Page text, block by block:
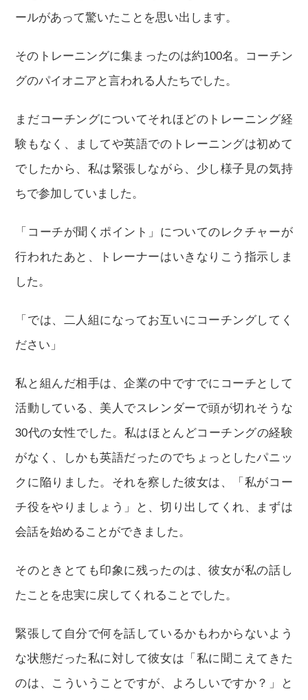
ールがあって驚いたことを思い出します。
そのトレーニングに集まったのは約100名。コーチン
グのパイオニアと言われる人たちでした。
まだコーチングについてそれほどのトレーニング経
験もなく、ましてや英語でのトレーニングは初めて
でしたから、私は緊張しながら、少し様子見の気持
ちで参加していました。
「コーチが聞くポイント」についてのレクチャーが
行われたあと、トレーナーはいきなりこう指示しま
した。
「では、二人組になってお互いにコーチングしてく
ださい」
私と組んだ相手は、企業の中ですでにコーチとして
活動している、美人でスレンダーで頭が切れそうな
30代の女性でした。私はほとんどコーチングの経験
がなく、しかも英語だったのでちょっとしたパニッ
クに陥りました。それを察した彼女は、「私がコー
チ役をやりましょう」と、切り出してくれ、まずは
会話を始めることができました。
そのときとても印象に残ったのは、彼女が私の話し
たことを忠実に戻してくれることでした。
緊張して自分で何を話しているかもわからないよう
な状態だった私に対して彼女は「私に聞こえてきた
のは、こういうことですが、よろしいですか？」と